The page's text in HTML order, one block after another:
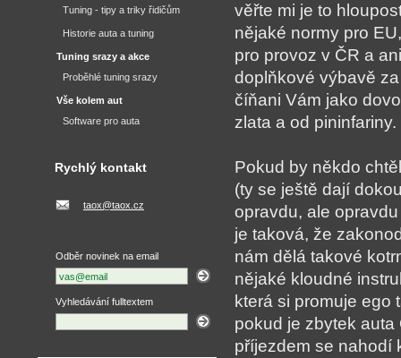
věřte mi je to
nějaké normy pro
pro provoz v ČR a
doplňkové výbavě
číňani Vám jako
zlata a od pininfariny.
Pokud by někdo
(ty se ještě dají
opravdu, ale
je taková, že
nám dělá takové
nějaké kloudné
která si promuje
pokud je zbytek
příjezdem se nahodí
Tuning - tipy a triky řidičům
Historie auta a tuning
Tuning srazy a akce
Proběhlé tuning srazy
Vše kolem aut
Software pro auta
Rychlý kontakt
taox@taox.cz
Odběr novinek na email
Vyhledávání fulltextem